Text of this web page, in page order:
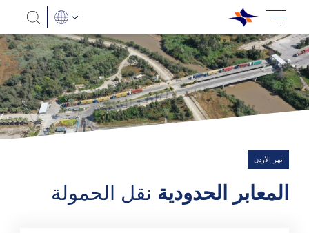
نهر الأردن
المعابر الحدودية نقل الحمولة